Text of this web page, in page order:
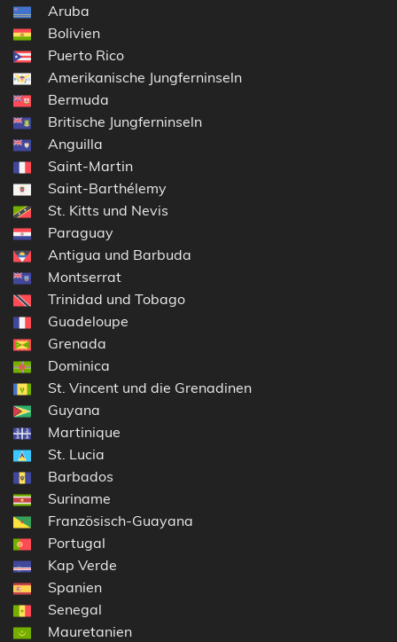
Aruba
Bolivien
Puerto Rico
Amerikanische Jungferninseln
Bermuda
Britische Jungferninseln
Anguilla
Saint-Martin
Saint-Barthélemy
St. Kitts und Nevis
Paraguay
Antigua und Barbuda
Montserrat
Trinidad und Tobago
Guadeloupe
Grenada
Dominica
St. Vincent und die Grenadinen
Guyana
Martinique
St. Lucia
Barbados
Suriname
Französisch-Guayana
Portugal
Kap Verde
Spanien
Senegal
Mauretanien